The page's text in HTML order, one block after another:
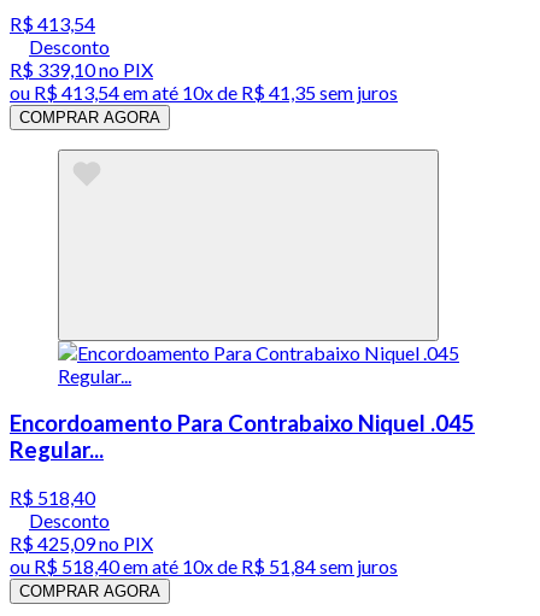
R$ 413,54
Desconto
R$ 339,10no PIX
ou R$ 413,54em até 10x de R$ 41,35 sem juros
COMPRAR AGORA
Encordoamento Para Contrabaixo Niquel .045
Regular...
R$ 518,40
Desconto
R$ 425,09no PIX
ou R$ 518,40em até 10x de R$ 51,84 sem juros
COMPRAR AGORA